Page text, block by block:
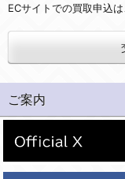
ECサイトでの買取申込
ご案内